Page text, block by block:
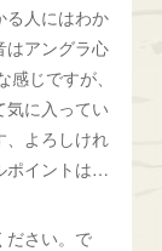
る人にはわか
はアングラ心
じですが、
気に入ってい
、よろしけれ
ポイントは…
ださい。で